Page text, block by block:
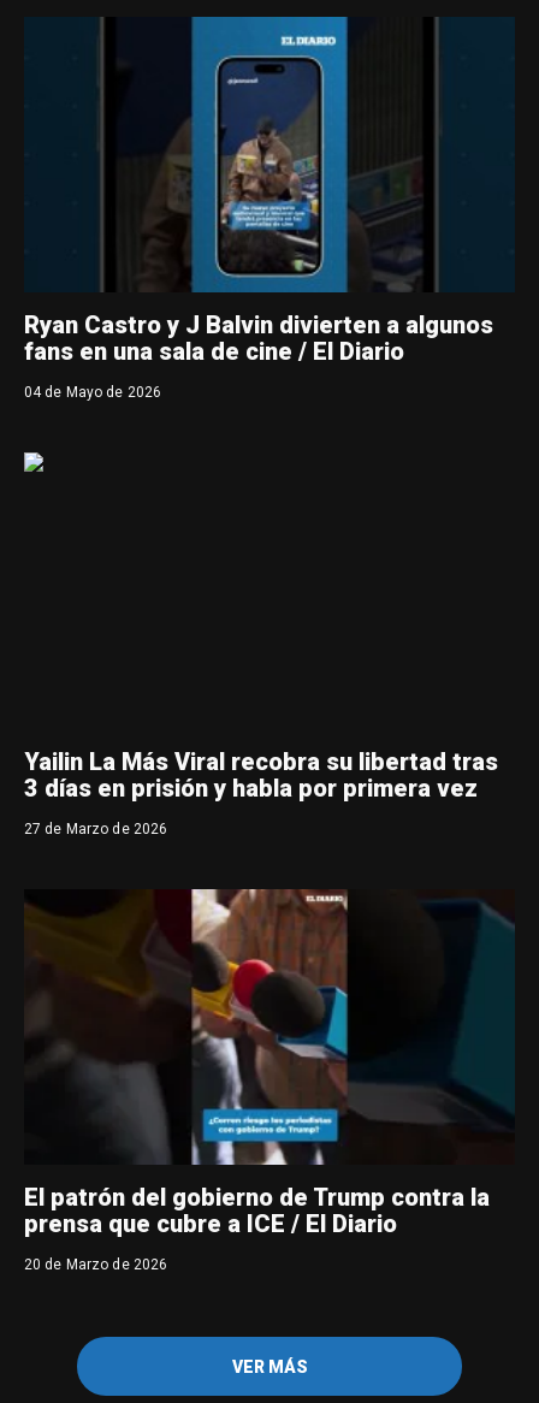
Ryan Castro y J Balvin divierten a algunos
fans en una sala de cine / El Diario
04 de Mayo de 2026
Yailin La Más Viral recobra su libertad tras
3 días en prisión y habla por primera vez
27 de Marzo de 2026
El patrón del gobierno de Trump contra la
prensa que cubre a ICE / El Diario
20 de Marzo de 2026
VER MÁS